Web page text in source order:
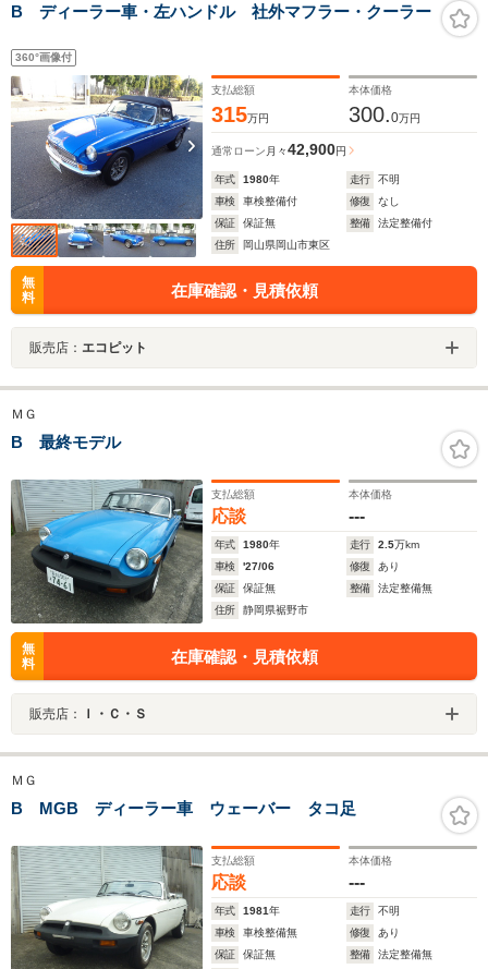
B ディーラー車・左ハンドル 社外マフラー・クーラー
360°画像付
支払総額
315万円
本体価格
300.0万円
通常ローン 月々42,900円
年式 1980年 走行
不明
車検
車検整備付 修復
なし
保証
保証無 整備
法定整備付
住所
岡山県岡山市東区
無
料
在庫確認・見積依頼
販売店： エコピット
ＭＧ
B 最終モデル
支払総額
応談
本体価格
---
年式 1980年 走行 2.5万km
車検
'27/06 修復
あり
保証
保証無 整備
法定整備無
住所
静岡県裾野市
無
料
在庫確認・見積依頼
販売店： Ｉ・Ｃ・Ｓ
ＭＧ
B MGB ディーラー車 ウェーバー タコ足
支払総額
応談
本体価格
---
年式 1981年 走行
不明
車検
車検整備無 修復
あり
保証
保証無 整備
法定整備無